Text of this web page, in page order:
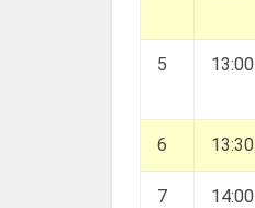
5 13:00
6 13:30
7 14:00